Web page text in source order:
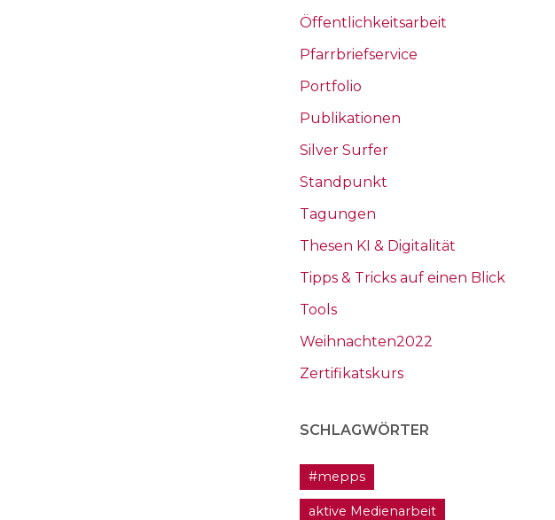
Öffentlichkeitsarbeit
Pfarrbriefservice
Portfolio
Publikationen
Silver Surfer
Standpunkt
Tagungen
Thesen KI & Digitalität
Tipps & Tricks auf einen Blick
Tools
Weihnachten2022
Zertifikatskurs
SCHLAGWÖRTER
#mepps
aktive Medienarbeit